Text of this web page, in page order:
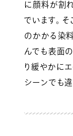
に顔料が割
でいます。
のかかる染
んでも表面
り緩やかに
シーンでも